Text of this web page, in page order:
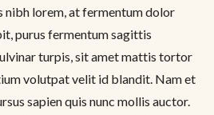
nibh lorem, at fermentum dolor
purus fermentum sagittis
turpis, sit amet mattis tortor
volutpat velit id blandit. Nam et
sapien quis nunc mollis auctor.